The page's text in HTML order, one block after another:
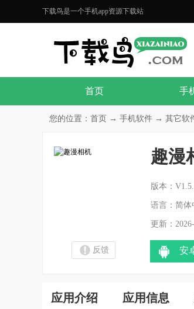
下载鸟是一个手机app资源下载站
首页 手
您的位置： 首页 → 手机软件 → 其它软
趣漫
版本：
语言：简体
更新：
反馈 安
应用介绍 应用信息